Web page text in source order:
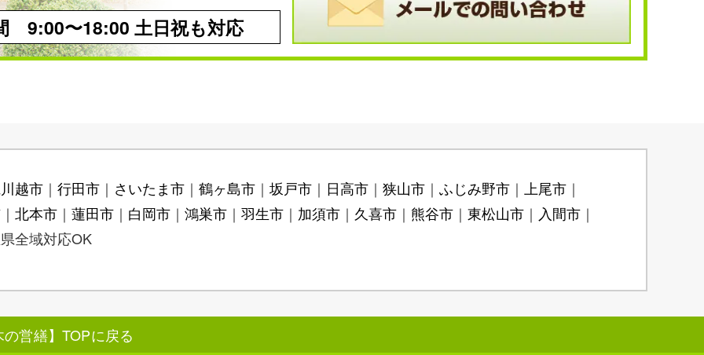
9:00〜18:00 土日祝も対応
越市 行田市 さいたま市 鶴ヶ島市 坂戸市 日高市 狭山市 ふじみ野市
上尾市
北本市 蓮田市 白岡市 鴻巣市 羽生市 加須市 久喜市 熊谷市 東松山市
入間市
全域対応OK
営繕】TOPに戻る